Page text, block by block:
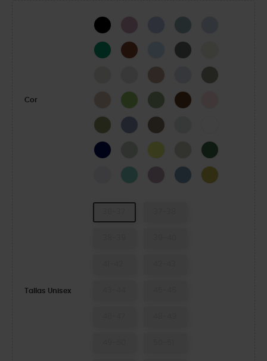
Cor
BLACK HydrangeaMystic Purple
Pond
Green IvyCognac Blue FrostCinza Ardósia
AtmosphereBandanaDreamscape
Elephant
Kiwi Moss-XCoffee
Exército Verde
Blue HazeTaupe
NAVY SHITAKEAcidity Field Green
Grape IceRetro Dusty LilacAstro BlueMeadow
Tallas Unisex